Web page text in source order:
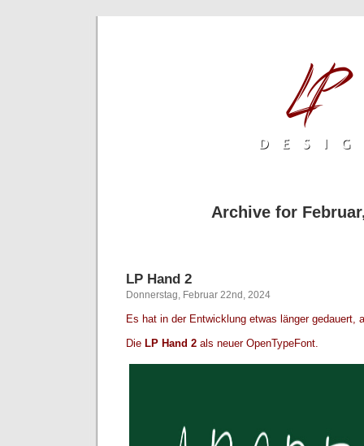
Archive for
LP Hand 2
Donnerstag, Februar 22nd, 2024
Es hat in der Entwicklung etwas länger gedauert,
Die LP Hand 2 als neuer OpenTypeFont.